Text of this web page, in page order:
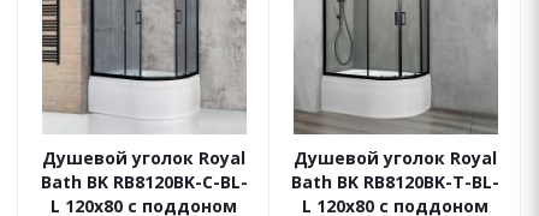
Душевой уголок Royal
Bath BK RB8120BK-C-BL-
L 120x80 с поддоном
Душевой уголок Royal
Bath BK RB8120BK-T-BL-
L 120x80 с поддоном